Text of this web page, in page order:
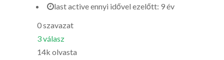
last active ennyi idővel ezelőtt: 9 év
0szavazat
3válasz
14k olvasta